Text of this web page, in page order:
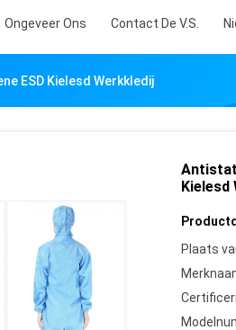
Ongeveer Ons Contact De V.S.
ESD Kielesd Werkkledij
Kielesd
Plaats